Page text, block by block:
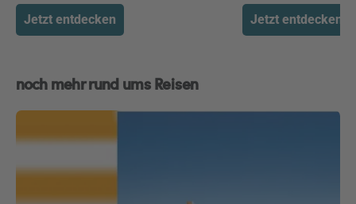
Jetzt entdecken Jetzt entdecken
noch mehr rund ums Reisen